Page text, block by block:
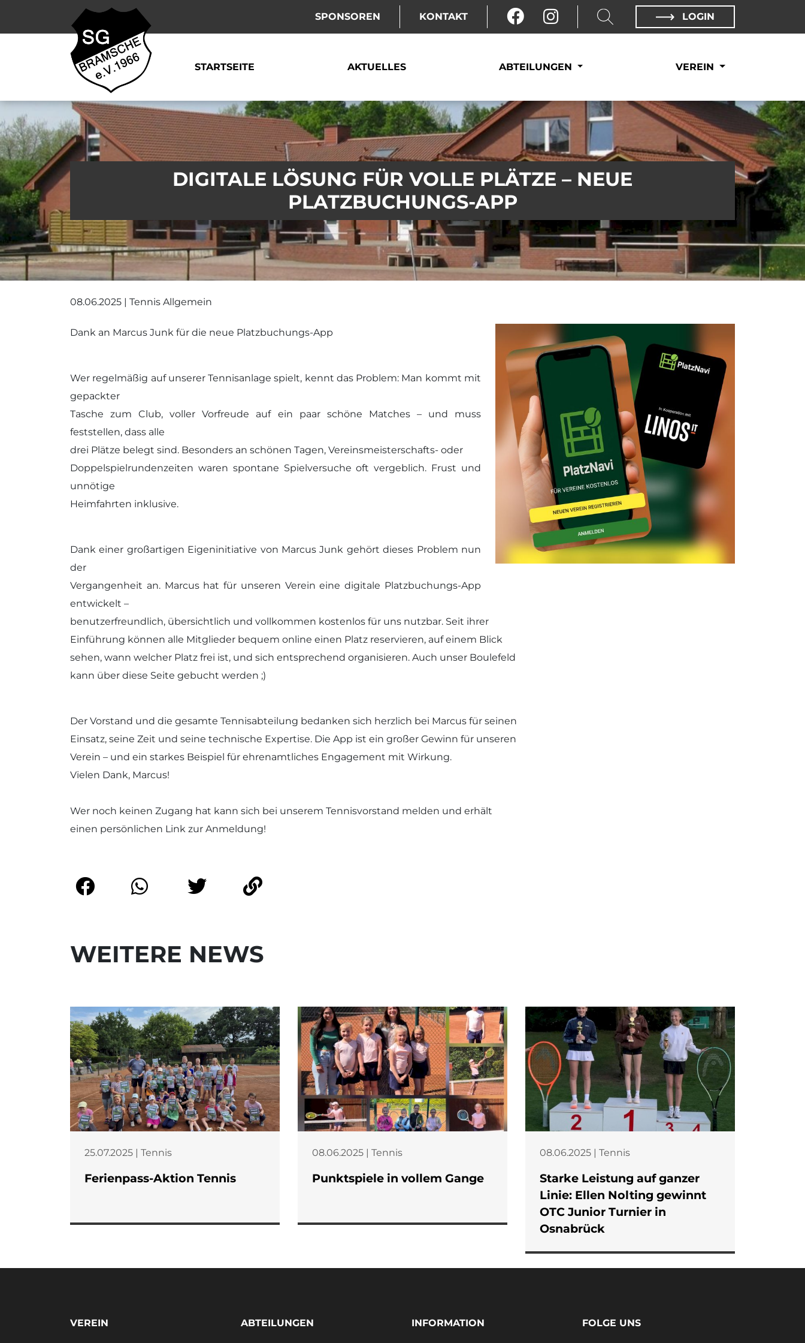
SPONSOREN KONTAKT LOGIN
STARTSEITE AKTUELLES ABTEILUNGEN VEREIN
DIGITALE LÖSUNG FÜR VOLLE PLÄTZE – NEUE
PLATZBUCHUNGS-APP
08.06.2025 | Tennis Allgemein
Dank an Marcus Junk für die neue Platzbuchungs-App
Wer regelmäßig auf unserer Tennisanlage spielt, kennt das Problem: Man kommt mit
gepackter
Tasche zum Club, voller Vorfreude auf ein paar schöne Matches – und muss
feststellen, dass alle
drei Plätze belegt sind. Besonders an schönen Tagen, Vereinsmeisterschafts- oder
Doppelspielrundenzeiten waren spontane Spielversuche oft vergeblich. Frust und
unnötige
Heimfahrten inklusive.
Dank einer großartigen Eigeninitiative von Marcus Junk gehört dieses Problem nun
der
Vergangenheit an. Marcus hat für unseren Verein eine digitale Platzbuchungs-App
entwickelt –
benutzerfreundlich, übersichtlich und vollkommen kostenlos für uns nutzbar. Seit ihrer
Einführung können alle Mitglieder bequem online einen Platz reservieren, auf einem Blick
sehen, wann welcher Platz frei ist, und sich entsprechend organisieren. Auch unser Boulefeld
kann über diese Seite gebucht werden ;)
Der Vorstand und die gesamte Tennisabteilung bedanken sich herzlich bei Marcus für seinen
Einsatz, seine Zeit und seine technische Expertise. Die App ist ein großer Gewinn für unseren
Verein – und ein starkes Beispiel für ehrenamtliches Engagement mit Wirkung.
Vielen Dank, Marcus!
Wer noch keinen Zugang hat kann sich bei unserem Tennisvorstand melden und erhält
einen persönlichen Link zur Anmeldung!
WEITERE NEWS
25.07.2025 | Tennis
Ferienpass-Aktion Tennis
08.06.2025 | Tennis
Punktspiele in vollem Gange
08.06.2025 | Tennis
Starke Leistung auf ganzer
Linie: Ellen Nolting gewinnt
OTC Junior Turnier in
Osnabrück
VEREIN ABTEILUNGEN INFORMATION FOLGE UNS